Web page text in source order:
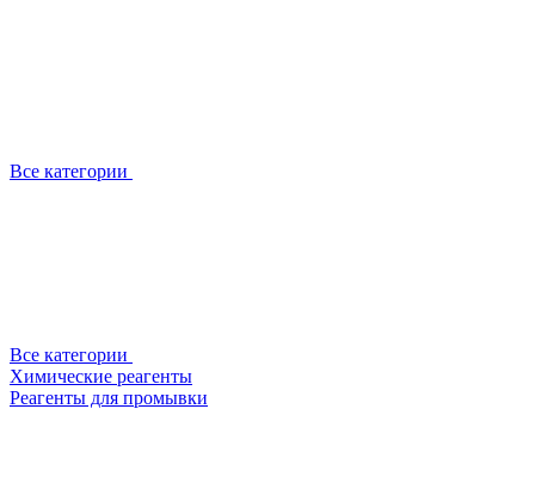
Все категории
Все категории
Химические реагенты
Реагенты для промывки